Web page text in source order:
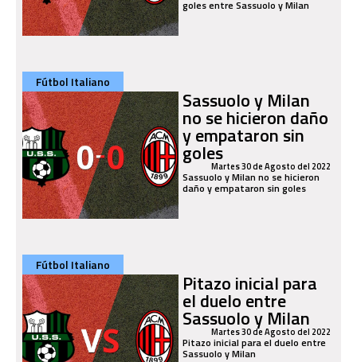
goles entre Sassuolo y Milan
Fútbol Italiano
Sassuolo y Milan
no se hicieron daño
y empataron sin
golesMartes 30 de Agosto del 2022
Sassuolo y Milan no se hicieron
daño y empataron sin goles
Fútbol Italiano
Pitazo inicial para
el duelo entre
Sassuolo y Milan
Martes 30 de Agosto del 2022
Pitazo inicial para el duelo entre
Sassuolo y Milan